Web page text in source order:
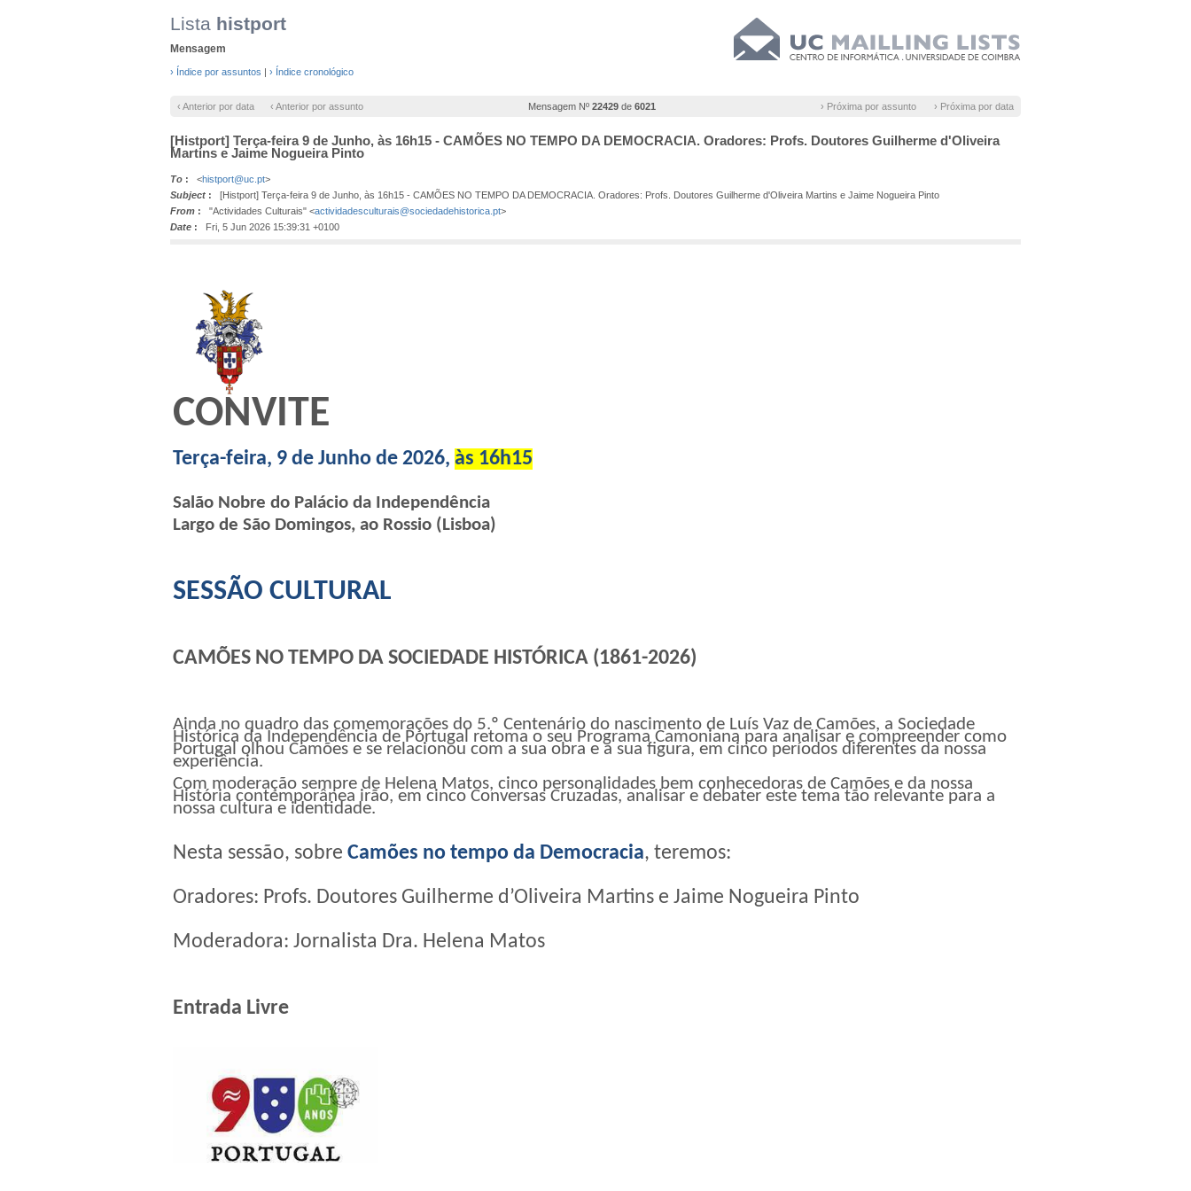
Lista histport
Mensagem
› Índice por assuntos | › Índice cronológico
‹ Anterior por data ‹ Anterior por assunto Mensagem Nº 22429 de 6021 › Próxima por assunto › Próxima por data
[Histport] Terça-feira 9 de Junho, às 16h15 - CAMÕES NO TEMPO DA DEMOCRACIA. Oradores: Profs. Doutores Guilherme d'Oliveira
Martins e Jaime Nogueira Pinto
To : <histport@uc.pt>
Subject : [Histport] Terça-feira 9 de Junho, às 16h15 - CAMÕES NO TEMPO DA DEMOCRACIA. Oradores: Profs. Doutores Guilherme d'Oliveira Martins e Jaime Nogueira Pinto
From : "Actividades Culturais" <actividadesculturais@sociedadehistorica.pt>
Date : Fri, 5 Jun 2026 15:39:31 +0100
CONVITE
Terça-feira, 9 de Junho de 2026, às 16h15
Salão Nobre do Palácio da Independência
Largo de São Domingos, ao Rossio (Lisboa)
SESSÃO CULTURAL
CAMÕES NO TEMPO DA SOCIEDADE HISTÓRICA (1861-2026)
Ainda no quadro das comemorações do 5.º Centenário do nascimento de Luís Vaz de Camões, a Sociedade
Histórica da Independência de Portugal retoma o seu Programa Camoniana para analisar e compreender como
Portugal olhou Camões e se relacionou com a sua obra e a sua figura, em cinco períodos diferentes da nossa
experiência.
Com moderação sempre de Helena Matos, cinco personalidades bem conhecedoras de Camões e da nossa
História contemporânea irão, em cinco Conversas Cruzadas, analisar e debater este tema tão relevante para a
nossa cultura e identidade.
Nesta sessão, sobre Camões no tempo da Democracia, teremos:
Oradores: Profs. Doutores Guilherme d’Oliveira Martins e Jaime Nogueira Pinto
Moderadora: Jornalista Dra. Helena Matos
Entrada Livre